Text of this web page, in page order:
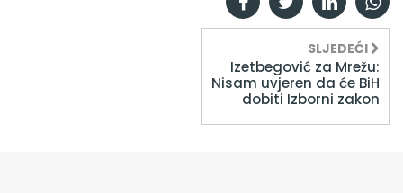
SLJEDEĆI
Izetbegović za Mrežu:
Nisam uvjeren da će BiH
dobiti Izborni zakon